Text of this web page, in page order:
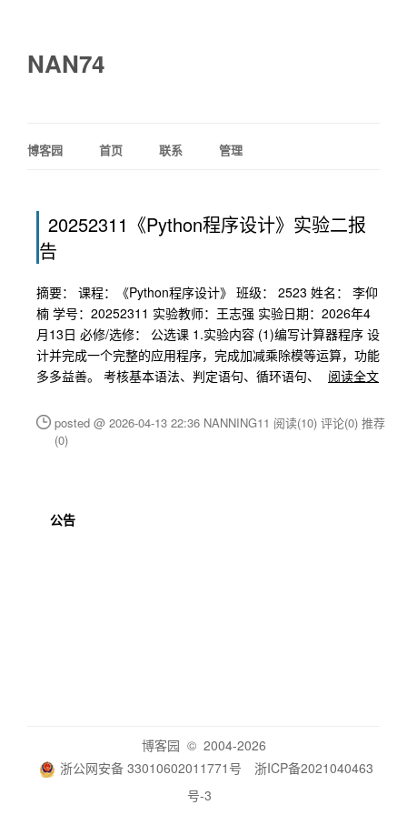
NAN74
博客园 首页 联系 管理
20252311《Python程序设计》实验二报
告
摘要： 课程：《Python程序设计》 班级： 2523 姓名： 李仰
楠 学号：20252311 实验教师：王志强 实验日期：2026年4
月13日 必修/选修： 公选课 1.实验内容 (1)编写计算器程序 设
计并完成一个完整的应用程序，完成加减乘除模等运算，功能
多多益善。 考核基本语法、判定语句、循环语句、
阅读全文
posted @ 2026-04-13 22:36 NANNING11 阅读(10) 评论(0) 推荐
(0)
公告
博客园 © 2004-2026
浙公网安备 33010602011771号
浙ICP备2021040463
号-3